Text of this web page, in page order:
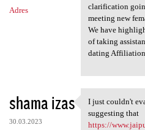
Adres
clarification
meeting new
We have
of taking
dating
shama izas
30.03.2023
I just couldn't
I just couldn't
suggesting that
https://